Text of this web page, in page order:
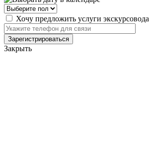
Хочу предложить услуги экскурсовода
Закрыть